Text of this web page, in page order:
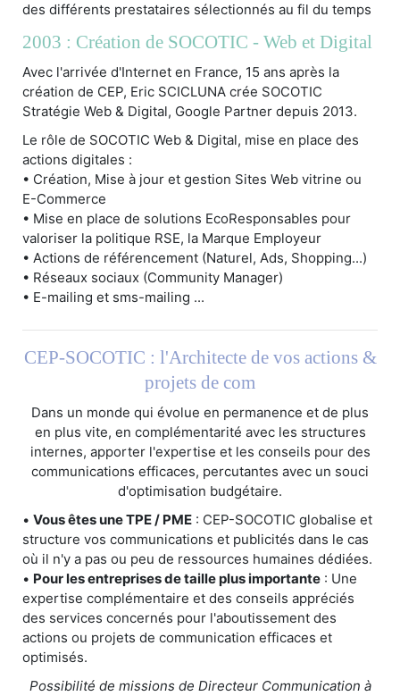
des différents prestataires sélectionnés au fil du temps
2003 : Création de SOCOTIC - Web et Digital
Avec l'arrivée d'Internet en France, 15 ans après la
création de CEP, Eric SCICLUNA crée SOCOTIC
Stratégie Web & Digital, Google Partner depuis 2013.
Le rôle de SOCOTIC Web & Digital, mise en place des
actions digitales :
• Création, Mise à jour et gestion Sites Web vitrine ou
E-Commerce
• Mise en place de solutions EcoResponsables pour
valoriser la politique RSE, la Marque Employeur
• Actions de référencement (Naturel, Ads, Shopping...)
• Réseaux sociaux (Community Manager)
• E-mailing et sms-mailing ...
CEP-SOCOTIC : l'Architecte de vos actions &
projets de com
Dans un monde qui évolue en permanence et de plus
en plus vite, en complémentarité avec les structures
internes, apporter l'expertise et les conseils pour des
communications efficaces, percutantes avec un souci
d'optimisation budgétaire.
• Vous êtes une TPE / PME : CEP-SOCOTIC globalise et
structure vos communications et publicités dans le cas
où il n'y a pas ou peu de ressources humaines dédiées.
• Pour les entreprises de taille plus importante : Une
expertise complémentaire et des conseils appréciés
des services concernés pour l'aboutissement des
actions ou projets de communication efficaces et
optimisés.
Possibilité de missions de Directeur Communication à